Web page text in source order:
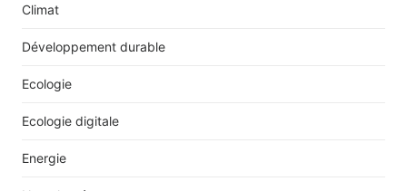
Climat
Développement durable
Ecologie
Ecologie digitale
Energie